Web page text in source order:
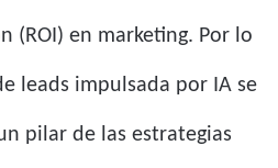
(ROI) en marketing. Por lo
leads impulsada por IA se
pilar de las estrategias